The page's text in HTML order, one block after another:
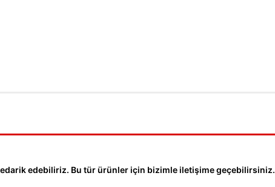
edebiliriz. Bu tür ürünler için bizimle iletişime geçebilirsiniz.